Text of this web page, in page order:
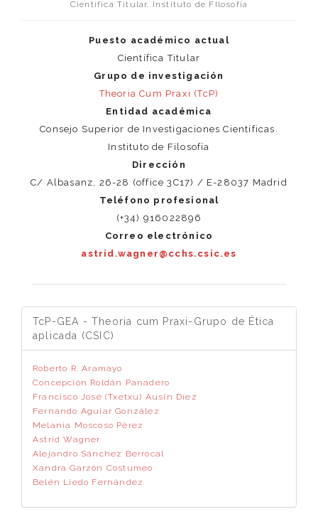
Científica Titular. Instituto de FIlosofía
Puesto académico actual
Científica Titular
Grupo de investigación
Theoria Cum Praxi (TcP)
Entidad académica
Consejo Superior de Investigaciones Científicas.
Instituto de Filosofía
Dirección
C/ Albasanz, 26-28 (office 3C17) / E-28037 Madrid
Teléfono profesional
(+34) 916022896
Correo electrónico
astrid.wagner@cchs.csic.es
TcP-GEA - Theoria cum Praxi-Grupo de Ética
aplicada (CSIC)
Roberto R. Aramayo
Concepción Roldán Panadero
Francisco José (Txetxu) Ausín Díez
Fernando Aguiar González
Melania Moscoso Pérez
Astrid Wagner
Alejandro Sánchez Berrocal
Xandra Garzón Costumeo
Belén Liedo Fernández